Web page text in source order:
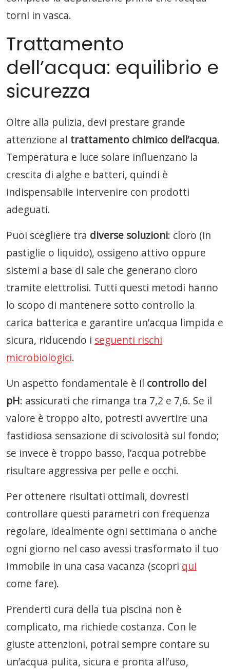
torni in vasca.
Trattamento
dell’acqua: equilibrio e
sicurezza
Oltre alla pulizia, devi prestare grande
attenzione al trattamento chimico dell’acqua.
Temperatura e luce solare influenzano la
crescita di alghe e batteri, quindi è
indispensabile intervenire con prodotti
adeguati.
Puoi scegliere tra diverse soluzioni: cloro (in
pastiglie o liquido), ossigeno attivo oppure
sistemi a base di sale che generano cloro
tramite elettrolisi. Tutti questi metodi hanno
lo scopo di mantenere sotto controllo la
carica batterica e garantire un’acqua limpida e
sicura, riducendo i seguenti rischi
microbiologici.
Un aspetto fondamentale è il controllo del
pH: assicurati che rimanga tra 7,2 e 7,6. Se il
valore è troppo alto, potresti avvertire una
fastidiosa sensazione di scivolosità sul fondo;
se invece è troppo basso, l’acqua potrebbe
risultare aggressiva per pelle e occhi.
Per ottenere risultati ottimali, dovresti
controllare questi parametri con frequenza
regolare, idealmente ogni settimana o anche
ogni giorno nel caso avessi trasformato il tuo
immobile in una casa vacanza (scopri qui
come fare).
Prenderti cura della tua piscina non è
complicato, ma richiede costanza. Con le
giuste attenzioni, potrai sempre contare su
un’acqua pulita, sicura e pronta all’uso,